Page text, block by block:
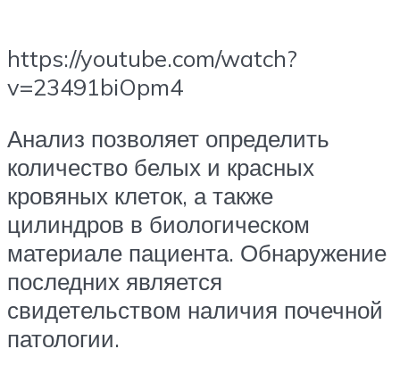
https://youtube.com/watch?
v=23491biOpm4
Анализ позволяет определить
количество белых и красных
кровяных клеток, а также
цилиндров в биологическом
материале пациента. Обнаружение
последних является
свидетельством наличия почечной
патологии.